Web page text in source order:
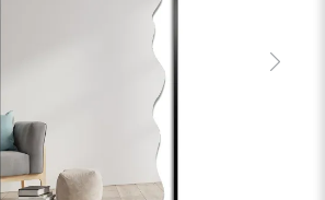
Next